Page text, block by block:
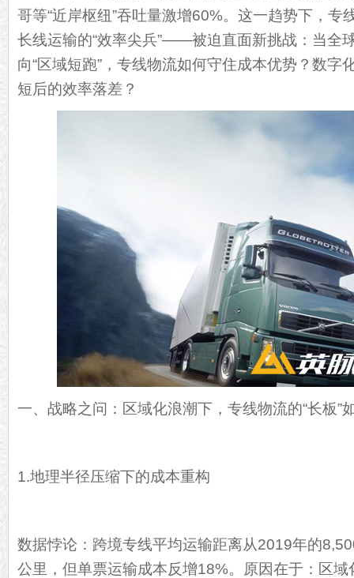
哥等“近岸枢纽”吞吐量激增60%。这一趋势下，
长线运输的“效率尖兵”——被迫直面新挑战：当全
向“区域短跑”，专线物流如何守住成本优势？数字
短后的效率落差？
一、战略之问：区域化浪潮下，专线物流的“长板”
1.地理半径压缩下的成本重构
数据悖论：跨境专线平均运输距离从2019年的
公里，但单票运输成本反增18%。原因在于：区